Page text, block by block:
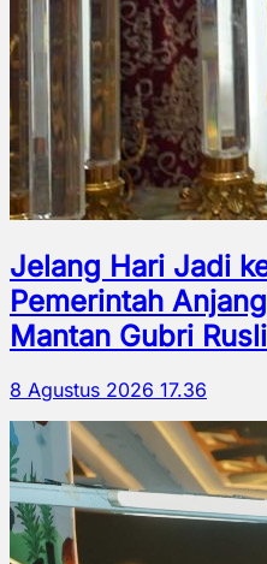
Jelang Hari Jadi
Pemerintah
Mantan Gubri
8 Agustus 2026 17.36